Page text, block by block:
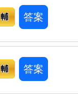
輔 答案
輔 答案